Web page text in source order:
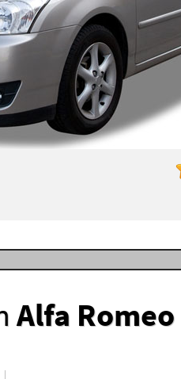
Alfa Romeo